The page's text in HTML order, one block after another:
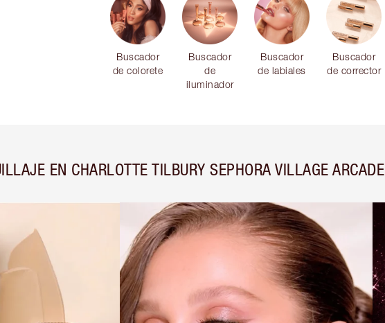
Buscador
de colorete
Buscador
de
iluminador
Buscador
de labiales
Buscador
de corrector
EN CHARLOTTE TILBURY SEPHORA VILLAGE ARCADE